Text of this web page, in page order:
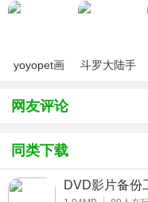
进行影片压缩即可
yoyopet画
（120帧超
高清）
斗罗大陆手
网友评论
同类下载
DVD影片备份